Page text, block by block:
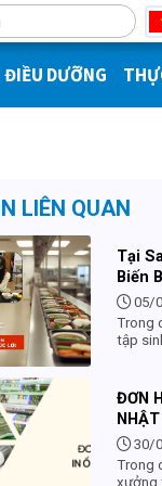
ĐIỀU DƯỠNG
LIÊN QUAN
Tại
Biến
Phúc
05/
Trong
tập
hot
điều
nhập
trội.
ĐƠN
30/
Trong
xưởng